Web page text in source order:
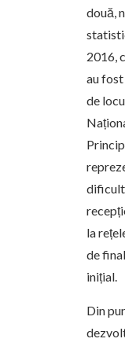
două,
2016,
au
de
la
de
inițial.
Din